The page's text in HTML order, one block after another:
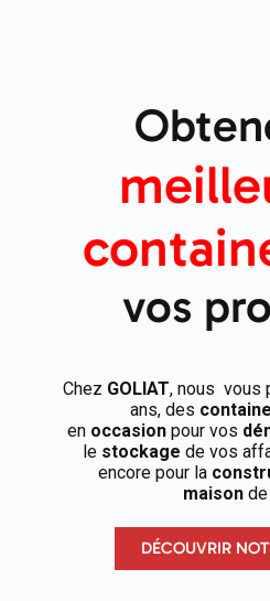
vos
Chez GOLIAT, nous vous
ans, des
en occasionpour vos
le stockage de vos
encore pour la
maison
DÉCOUVRIR